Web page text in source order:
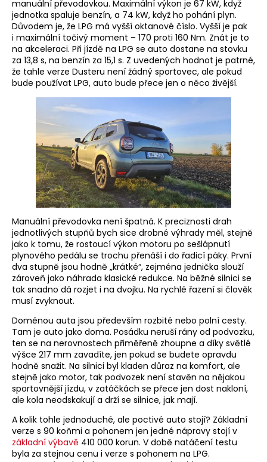
manuální převodovkou. Maximální výkon je 67 kW, když
jednotka spaluje benzín, a 74 kW, když ho pohání plyn.
Důvodem je, že LPG má vyšší oktanové číslo. Vyšší je pak
i maximální točivý moment – 170 proti 160 Nm. Znát je to
na akceleraci. Při jízdě na LPG se auto dostane na stovku
za 13,8 s, na benzín za 15,1 s. Z uvedených hodnot je patrné,
že tahle verze Dusteru není žádný sportovec, ale pokud
bude používat LPG, auto bude přece jen o něco živější.
Manuální převodovka není špatná. K preciznosti drah
jednotlivých stupňů bych sice drobné výhrady měl, stejně
jako k tomu, že rostoucí výkon motoru po sešlápnutí
plynového pedálu se trochu přenáší i do řadicí páky. První
dva stupně jsou hodně „krátké“, zejména jednička slouží
zároveň jako náhrada klasické redukce. Na běžné silnici se
tak snadno dá rozjet i na dvojku. Na rychlé řazení si člověk
musí zvyknout.
Doménou auta jsou především rozbité nebo polní cesty.
Tam je auto jako doma. Posádku neruší rány od podvozku,
ten se na nerovnostech přiměřeně zhoupne a díky světlé
výšce 217 mm zavadíte, jen pokud se budete opravdu
hodně snažit. Na silnici byl kladen důraz na komfort, ale
stejně jako motor, tak podvozek není stavěn na nějakou
sportovnější jízdu, v zatáčkách se přece jen dost nakloní,
ale kola neodskakují a drží se silnice, jak mají.
A kolik tohle jednoduché, ale poctivé auto stojí? Základní
verze s 90 koňmi a pohonem jen jedné nápravy stojí v
základní výbavě 410 000 korun. V době natáčení testu
byla za stejnou cenu i verze s pohonem na LPG.